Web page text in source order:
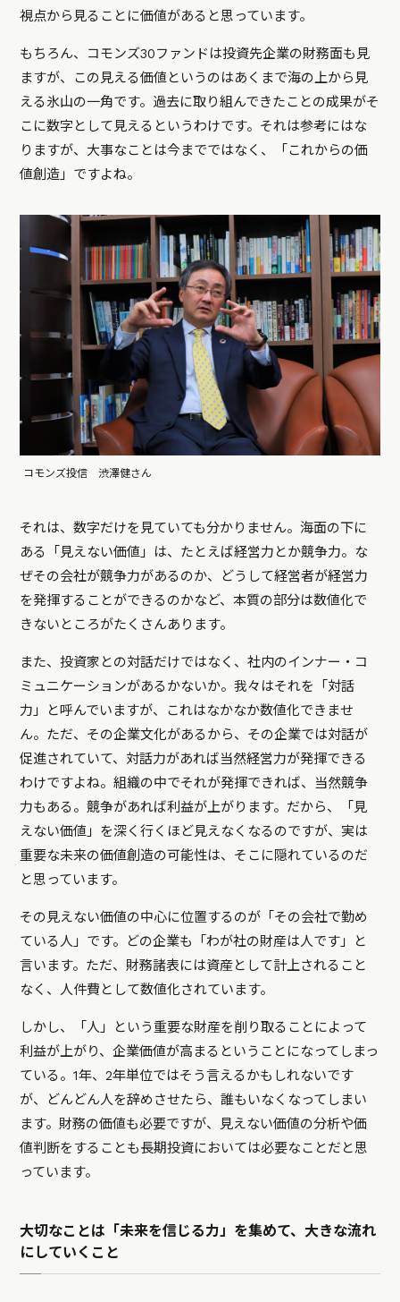
視点から見ることに価値があると思っています。
もちろん、コモンズ30ファンドは投資先企業の財務面も見
ますが、この見える価値というのはあくまで海の上から見
える氷山の一角です。過去に取り組んできたことの成果がそ
こに数字として見えるというわけです。それは参考にはな
りますが、大事なことは今までではなく、「これからの価
値創造」ですよね。
コモンズ投信 渋澤健さん
それは、数字だけを見ていても分かりません。海面の下に
ある「見えない価値」は、たとえば経営力とか競争力。な
ぜその会社が競争力があるのか、どうして経営者が経営力
を発揮することができるのかなど、本質の部分は数値化で
きないところがたくさんあります。
また、投資家との対話だけではなく、社内のインナー・コ
ミュニケーションがあるかないか。我々はそれを「対話
力」と呼んでいますが、これはなかなか数値化できませ
ん。ただ、その企業文化があるから、その企業では対話が
促進されていて、対話力があれば当然経営力が発揮できる
わけですよね。組織の中でそれが発揮できれば、当然競争
力もある。競争があれば利益が上がります。だから、「見
えない価値」を深く行くほど見えなくなるのですが、実は
重要な未来の価値創造の可能性は、そこに隠れているのだ
と思っています。
その見えない価値の中心に位置するのが「その会社で勤め
ている人」です。どの企業も「わが社の財産は人です」と
言います。ただ、財務諸表には資産として計上されること
なく、人件費として数値化されています。
しかし、「人」という重要な財産を削り取ることによって
利益が上がり、企業価値が高まるということになってしまっ
ている。1年、2年単位ではそう言えるかもしれないです
が、どんどん人を辞めさせたら、誰もいなくなってしまい
ます。財務の価値も必要ですが、見えない価値の分析や価
値判断をすることも長期投資においては必要なことだと思
っています。
大切なことは「未来を信じる力」を集めて、大きな流れ
にしていくこと